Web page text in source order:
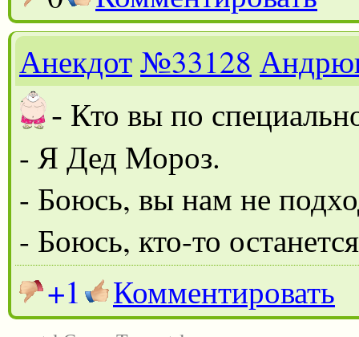
Анекдот№33128
- Кто вы по
- Я Дед Мороз.
- Боюсь, вы нам не
- Боюсь, кто-то
+1 Комментировать